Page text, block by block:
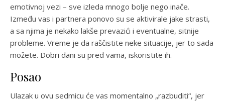
emotivnoj vezi – sve izleda mnogo bolje nego inače.
Između vas i partnera ponovo su se aktivirale jake strasti,
a sa njima je nekako lakše prevazići i eventualne, sitnije
probleme. Vreme je da raščistite neke situacije, jer to sada
možete. Dobri dani su pred vama, iskoristite ih.
Posao
Ulazak u ovu sedmicu će vas momentalno „razbuditi“, jer